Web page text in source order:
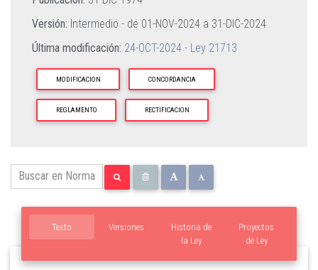
Versión: Intermedio - de 01-NOV-2024 a 31-DIC-2024
Última modificación: 24-OCT-2024 - Ley 21713
MODIFICACION CONCORDANCIA
REGLAMENTO RECTIFICACION
Texto Versiones
Proyectos
de Ley
Historia de
la Ley